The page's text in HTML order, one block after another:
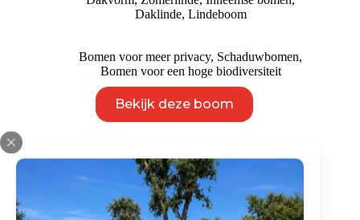
tot
€ 2.450
Daklinde, Lindeboom
Bomen voor meer privacy, Schaduwbomen,
Bomen voor een hoge biodiversiteit
Bekijk deze boom
product
heeft
Deze
optie
kan
gekozen